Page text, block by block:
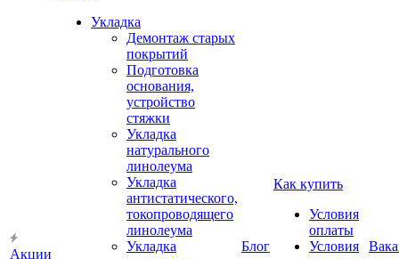
Акции
Укладка
Демонтаж старых
покрытий
Подготовка
основания,
устройство
стяжки
Укладка
натурального
линолеума
Укладка
антистатического,
токопроводящего
линолеума
Укладка
Блог
Как купить
Условия
оплаты
Условия